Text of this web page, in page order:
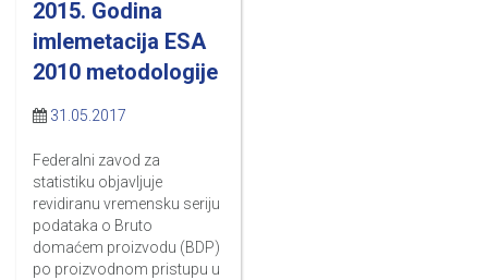
2015. Godina
imlemetacija ESA
2010 metodologije
31.05.2017
Federalni zavod za
statistiku objavljuje
revidiranu vremensku seriju
podataka o Bruto
domaćem proizvodu (BDP)
po proizvodnom pristupu u